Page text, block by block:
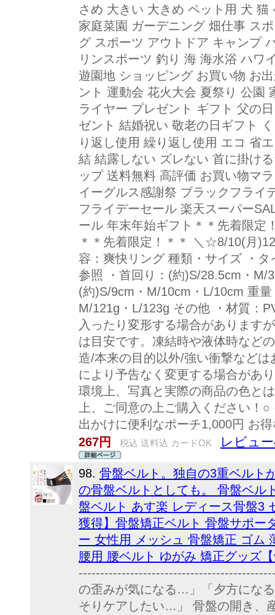
さめ 大きい 大きめ ペット用 犬
家庭菜園 ガーデニング 畑仕事 ス
グ スポーツ アウトドア キャンプ
リンスポーツ 釣り 海 海水浴 ハワ
遊園地 ショッピング お買い物 お
ント 運動会 花火大会 夏祭り 公園
ライヤー プレゼント ギフト 父の
ゼント 結婚祝い 敬老の日ギフト
り返し使用 繰り返し使用 エコ 省
結 結露しない ズレない 首に掛け
ップ 送料無料 高評価 お買い物マ
イーグルス感謝祭 ブラックフライ
フライデーセール 楽天スーパー
ール 年末年始ギフト＊＊先着限
＊＊先着限定！＊＊ ＼☆8/10(月
容：爽快リング 種類・サイズ ・
参照 ・首回り：(約)S/28.5cm・M/
(約)S/9cm・M/10cm・L/10cm 重
M/121g・L/123g その他 ・材質：
入ったり変形する場合があります
は目安です。凍結時や液体時など
造/本来の目的以外/強い衝撃など
により予告なく変更する場合があ
環境上、写真と実際の商品の色と
上、ご同意の上ご購入ください！
出かけに便利なポーチ1,000円 お
267円
税込 送料込 カードOK レビュ
98. 骨盤ベルト。独自の3重ベルト
の骨盤ベルトとしても。 骨盤ベル
盤ベルト あす楽 レディース骨盤3
獲得】骨盤矯正ベルト 骨盤サポー
ー 女性用 メッシュ 骨盤矯正 ゴム
腰用 腰ベルト ゆがみ 矯正グッズ
の歪みが気になる…」「夕方にな
そりケアしたい…」 骨盤の開き、